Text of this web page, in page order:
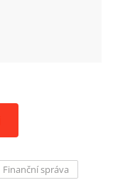
Finanční správa